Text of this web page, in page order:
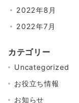
2022年8月
2022年7月
カテゴリー
Uncategorized
お役立ち情報
お知らせ